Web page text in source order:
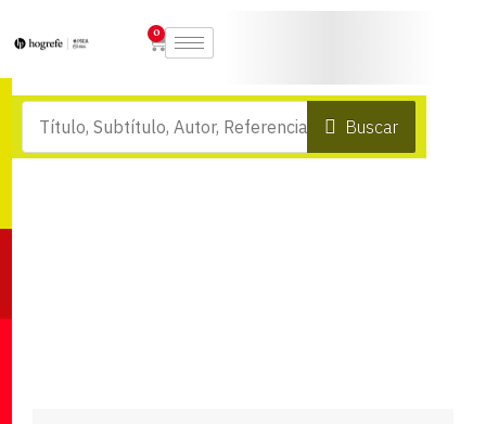
0
Buscar